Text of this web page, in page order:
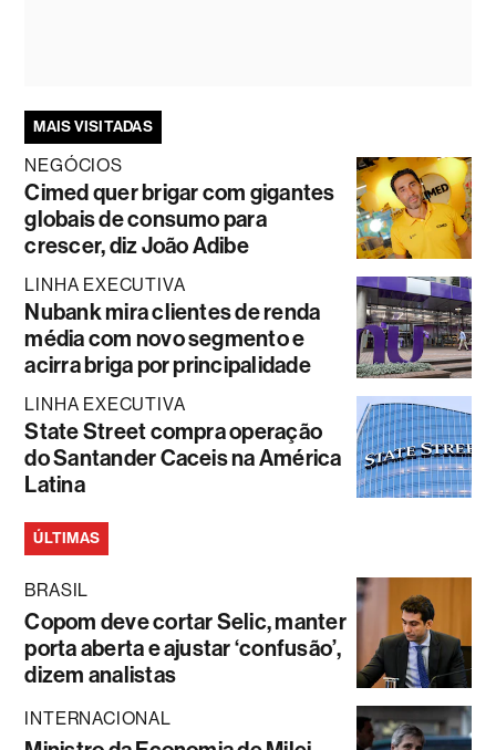
MAIS VISITADAS
NEGÓCIOS
Cimed quer brigar com gigantes
globais de consumo para
crescer, diz João Adibe
LINHA EXECUTIVA
Nubank mira clientes de renda
média com novo segmento e
acirra briga por principalidade
LINHA EXECUTIVA
State Street compra operação
do Santander Caceis na América
Latina
ÚLTIMAS
BRASIL
Copom deve cortar Selic, manter
porta aberta e ajustar ‘confusão’,
dizem analistas
INTERNACIONAL